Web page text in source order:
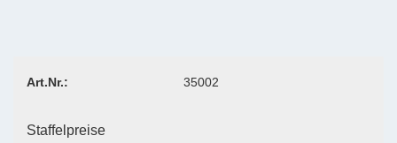
Art.Nr.: 35002
Staffelpreise